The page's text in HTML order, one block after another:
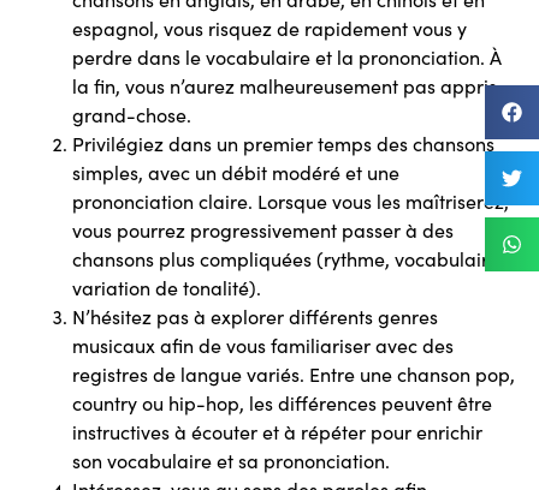
espagnol, vous risquez de rapidement vous y
perdre dans le vocabulaire et la prononciation. À
la fin, vous n’aurez malheureusement pas appris
grand-chose.
Privilégiez dans un premier temps des chansons
simples, avec un débit modéré et une
prononciation claire. Lorsque vous les maîtriserez,
vous pourrez progressivement passer à des
chansons plus compliquées (rythme, vocabulaire,
variation de tonalité).
N’hésitez pas à explorer différents genres
musicaux afin de vous familiariser avec des
registres de langue variés. Entre une chanson pop,
country ou hip-hop, les différences peuvent être
instructives à écouter et à répéter pour enrichir
son vocabulaire et sa prononciation.